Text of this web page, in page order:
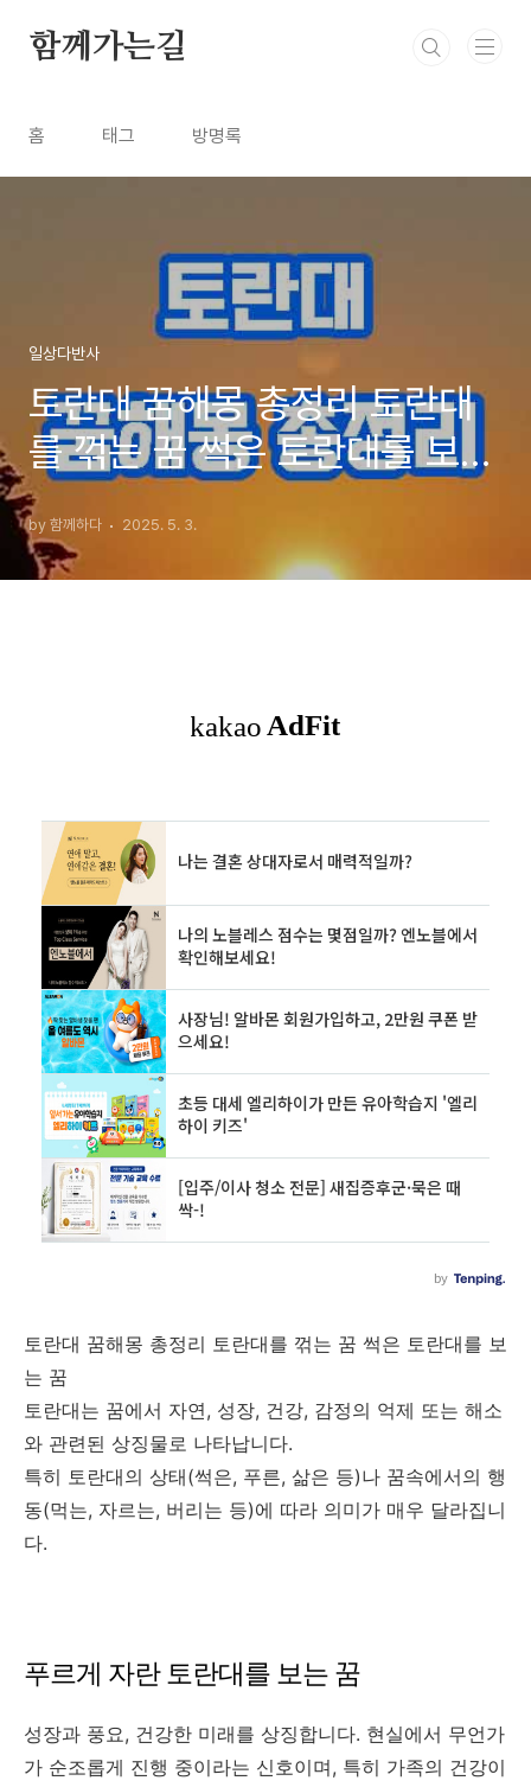
함께가는길
홈 태그 방명록
일상다반사
토란대 꿈해몽 총정리 토란대
를 꺾는 꿈 썩은 토란대를 보는
꿈
by 함께하다 2025. 5. 3.
토란대 꿈해몽 총정리 토란대를 꺾는 꿈 썩은 토란대를 보
는 꿈
토란대는 꿈에서 자연, 성장, 건강, 감정의 억제 또는 해소
와 관련된 상징물로 나타납니다.
특히 토란대의 상태(썩은, 푸른, 삶은 등)나 꿈속에서의 행
동(먹는, 자르는, 버리는 등)에 따라 의미가 매우 달라집니
다.
푸르게 자란 토란대를 보는 꿈
성장과 풍요, 건강한 미래를 상징합니다. 현실에서 무언가
가 순조롭게 진행 중이라는 신호이며, 특히 가족의 건강이